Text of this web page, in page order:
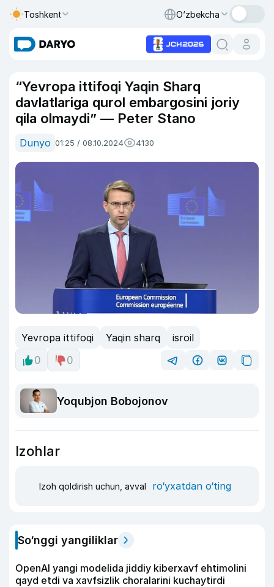
Toshkent O‘zbekcha
“Yevropa ittifoqi Yaqin Sharq
davlatlariga qurol embargosini joriy
qila olmaydi” — Peter Stano
Dunyo 01:25 / 08.10.2024 4130
Yevropa ittifoqi Yaqin sharq
isroil
0
0
Yoqubjon Bobojonov
Izohlar
Izoh qoldirish uchun, avval ro‘yxatdan o‘ting
So‘nggi yangiliklar
OpenAI yangi modelida jiddiy kiberxavf ehtimolini
qayd etdi va xavfsizlik choralarini kuchaytirdi